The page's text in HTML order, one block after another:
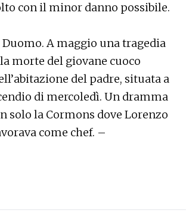
con il minor danno possibile.
A maggio una tragedia
morte del giovane cuoco
del padre, situata a
di mercoledì. Un dramma
solo la Cormons dove Lorenzo
come chef. –